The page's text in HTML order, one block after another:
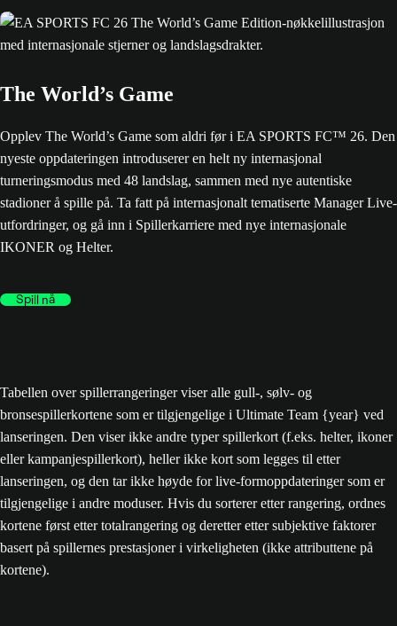
The World’s Game
Opplev The World’s Game som aldri før i EA SPORTS FC™ 26. Den
nyeste oppdateringen introduserer en helt ny internasjonal
turneringsmodus med 48 landslag, sammen med nye autentiske
stadioner å spille på. Ta fatt på internasjonalt tematiserte Manager Live-
utfordringer, og gå inn i Spillerkarriere med nye internasjonale
IKONER og Helter.
Spill nå
Tabellen over spillerrangeringer viser alle gull-, sølv- og
bronsespillerkortene som er tilgjengelige i Ultimate Team {year} ved
lanseringen. Den viser ikke andre typer spillerkort (f.eks. helter, ikoner
eller kampanjespillerkort), heller ikke kort som legges til etter
lanseringen, og den tar ikke høyde for live-formoppdateringer som er
tilgjengelige i andre moduser. Hvis du sorterer etter rangering, ordnes
kortene først etter totalrangering og deretter etter subjektive faktorer
basert på spillernes prestasjoner i virkeligheten (ikke attributtene på
kortene).